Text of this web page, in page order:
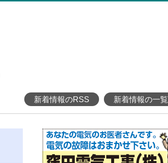
新着情報のRSS 新着情報の一覧